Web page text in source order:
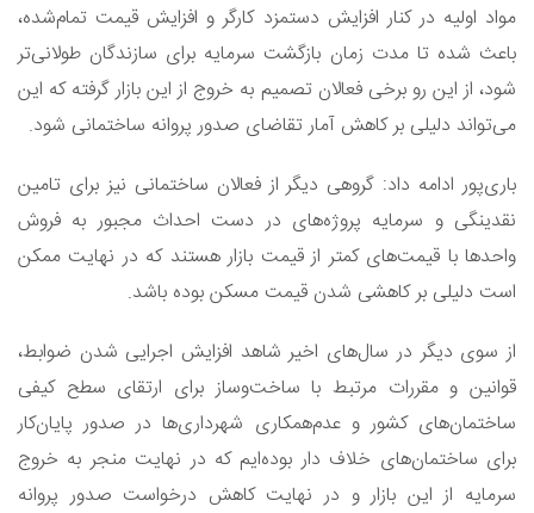
مواد اولیه در کنار افزایش دستمزد کارگر و افزایش قیمت تمام‌شده،
باعث شده تا مدت زمان بازگشت سرمایه برای سازندگان طولانی‌تر
شود، از این رو برخی فعالان تصمیم به خروج از این بازار گرفته که این
می‌تواند دلیلی بر کاهش آمار تقاضای صدور پروانه ساختمانی شود.
باری‌پور ادامه داد: گروهی دیگر از فعالان ساختمانی نیز برای تامین
نقدینگی و سرمایه پروژه‌های در دست احداث مجبور به فروش
واحد‌ها با قیمت‌های کمتر از قیمت بازار هستند که در نهایت ممکن
است دلیلی بر کاهشی شدن قیمت مسکن بوده باشد.
از سوی دیگر در سال‌های اخیر شاهد افزایش اجرایی شدن ضوابط،
قوانین و مقررات مرتبط با ساخت‌وساز برای ارتقای سطح کیفی
ساختمان‌های کشور و عدم‌همکاری شهرداری‌ها در صدور پایان‌کار
برای ساختمان‌های خلاف دار بوده‌ایم که در نهایت منجر به خروج
سرمایه از این بازار و در نهایت کاهش درخواست صدور پروانه